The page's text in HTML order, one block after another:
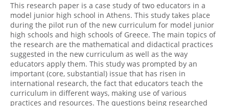
This research paper is a case study of two educators in a
model junior high school in Athens. This study takes place
during the pilot run of the new curriculum for model junior
high schools and high schools of Greece. The main topics of
the research are the mathematical and didactical practices
suggested in the new curriculum as well as the way
educators apply them. This study was prompted by an
important (core, substantial) issue that has risen in
international research, the fact that educators teach the
curriculum in different ways, making use of various
practices and resources. The questions being researched